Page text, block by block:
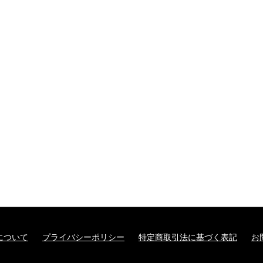
ついて プライバシーポリシー 特定商取引法に基づく表記 お